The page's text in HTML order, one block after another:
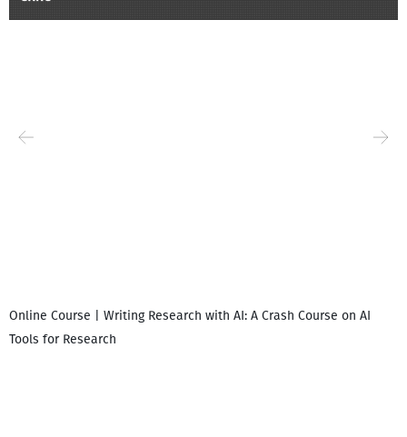
Online Course | Writing Research with AI: A Crash Course on AI
Tools for Research